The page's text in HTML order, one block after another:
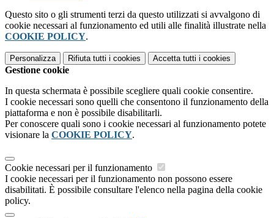
Questo sito o gli strumenti terzi da questo utilizzati si avvalgono di
cookie necessari al funzionamento ed utili alle finalità illustrate nella
COOKIE POLICY.
Personalizza Rifiuta tutti i cookies Accetta tutti i cookies
Gestione cookie
In questa schermata è possibile scegliere quali cookie consentire.
I cookie necessari sono quelli che consentono il funzionamento della
piattaforma e non è possibile disabilitarli.
Per conoscere quali sono i cookie necessari al funzionamento potete
visionare la COOKIE POLICY.
Cookie necessari per il funzionamento
I cookie necessari per il funzionamento non possono essere
disabilitati. È possibile consultare l'elenco nella pagina della cookie
policy.